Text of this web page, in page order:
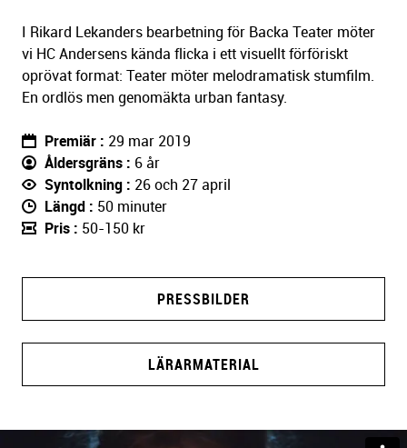
I Rikard Lekanders bearbetning för Backa Teater möter
vi HC Andersens kända flicka i ett visuellt förföriskt
oprövat format: Teater möter melodramatisk stumfilm.
En ordlös men genomäkta urban fantasy.
Premiär
29 mar 2019
Åldersgräns
6 år
Syntolkning
26 och 27 april
Längd
50 minuter
Pris
50-150 kr
PRESSBILDER
LÄRARMATERIAL